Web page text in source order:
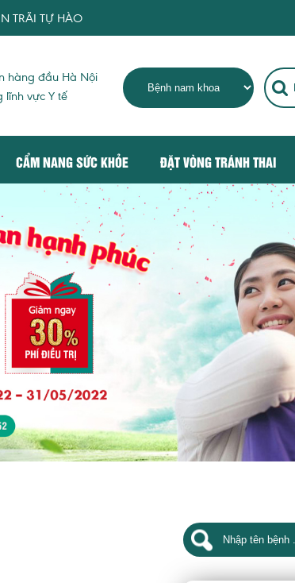
MANG TỚI DỊCH VỤ KHÁM CHỮA BỆNH TIÊU
hàng đầu Hà Nội
lĩnh vực Y tế
CẨM NANG SỨC KHỎE ĐẶT VÒNG TRÁNH THAI